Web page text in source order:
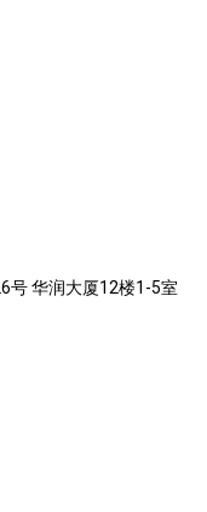
号 华润大厦12楼1-5室